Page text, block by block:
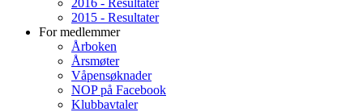
2016 - Resultater
2015 - Resultater
For medlemmer
Årboken
Årsmøter
Våpensøknader
NOP på Facebook
Klubbavtaler